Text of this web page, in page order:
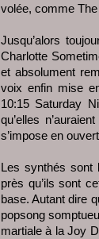
volée, comme The
Jusqu’alors
Charlotte
et absolument
voix enfin mise
10:15 Saturday
qu’elles
s’impose en
Les synthés sont
près qu’ils sont
base. Autant dire
popsong
martiale à la Joy